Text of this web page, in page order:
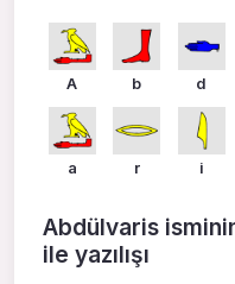
A b d
a r i
Abdülvaris
ile yazılışı